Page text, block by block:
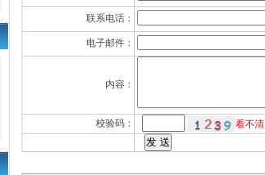
联系电话：
电子邮件：
内容：
校验码：
看不清